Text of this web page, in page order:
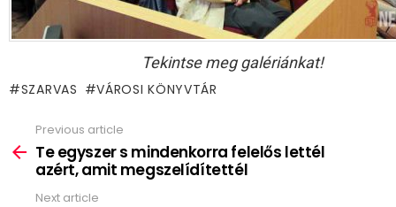
Tekintse meg galériánkat!
SZARVAS VÁROSI KÖNYVTÁR
more
Previous article
Te egyszer s mindenkorra felelős lettél
azért, amit megszelídítettél
Next article